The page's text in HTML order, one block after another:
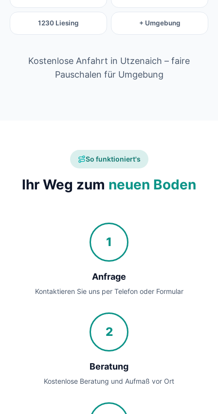
1230 Liesing + Umgebung
Kostenlose Anfahrt in Utzenaich – faire
Pauschalen für Umgebung
So funktioniert's
Ihr Weg zum neuen Boden
1
Anfrage
Kontaktieren Sie uns per Telefon oder Formular
2
Beratung
Kostenlose Beratung und Aufmaß vor Ort